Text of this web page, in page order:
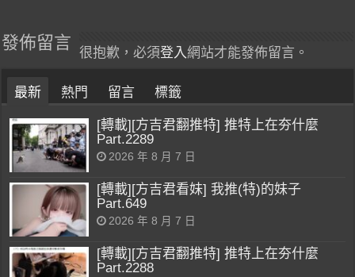
發佈留言
很抱歉，必須登入網站才能發佈留言。
最新 熱門 留言 標籤
[轉載][方吉君翻推特] 推特上在夯什麼
Part.2289
2026 年 8 月 7 日
[轉載][方吉君看妹] 我推(特)的妹子
Part.649
2026 年 8 月 7 日
[轉載][方吉君翻推特] 推特上在夯什麼
Part.2288